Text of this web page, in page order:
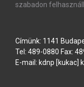
szabadon
Címünk: 1141
Tel: 489-0880 Fax:
E-mail: kdnp [kukac]